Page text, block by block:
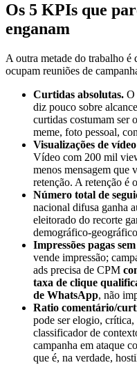
Os 5 KPIs que
enganam
A outra metade do trabalho
ocupam reuniões de
Curtidas absolutas. O
diz pouco sobre
curtidas costumam ser
meme, foto pessoal,
Visualizações de
Vídeo com 200 mil
menos mensagem que
retenção. A retenção é
Número total de
nacional difusa ganha
eleitorado do recorte
demográfico-
Impressões pagas
vende impressão;
ads precisa de CPM
taxa de clique
de WhatsApp, não
Ratio comentário/
pode ser elogio,
classificador de
campanha em ataque
que é, na verdade,